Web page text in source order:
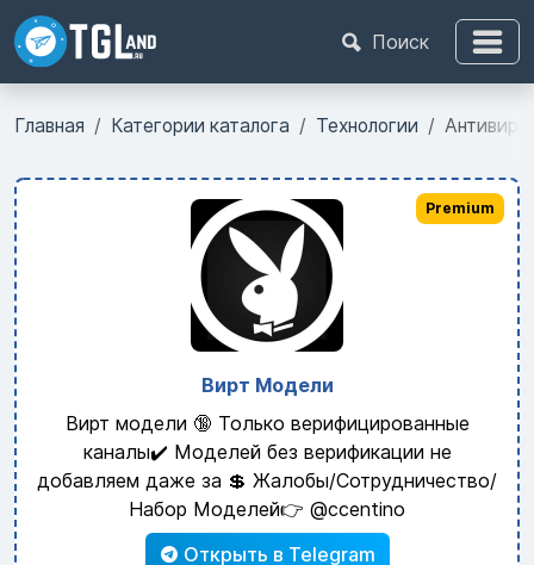
Поиск
Главная Категории каталога Технологии
Вирт Модели
Вирт модели 🔞 Только верифицированные
каналы✔️ Моделей без верификации не
добавляем даже за 💲 Жалобы/Сотрудничество/
Набор Моделей👉 @ccentino
Открыть в Telegram
Premium